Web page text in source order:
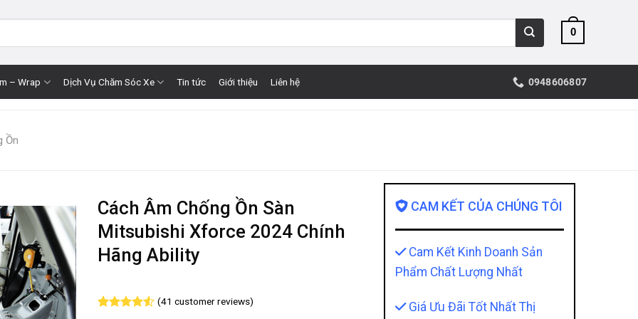
0
– Wrap Dịch Vụ Chăm Sóc Xe Tin tức Giới thiệu Liên hệ 0948606807
Ồn
Cách Âm Chống Ồn Sàn
Mitsubishi Xforce 2024 Chính
Hãng Ability
(41 customer reviews)
CAM KẾT CỦA CHÚNG TÔI
Cam Kết Kinh Doanh Sản
Phẩm Chất Lượng Nhất
Giá Ưu Đãi Tốt Nhất Thị